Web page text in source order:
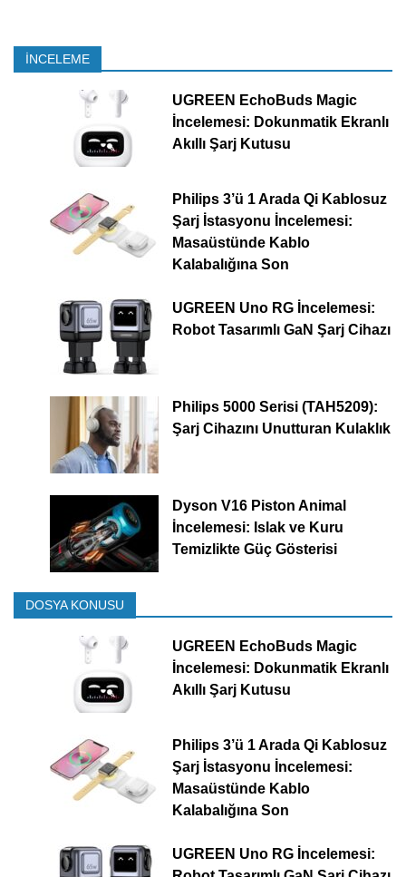
İNCELEME
UGREEN EchoBuds Magic
İncelemesi: Dokunmatik Ekranlı
Akıllı Şarj Kutusu
Philips 3’ü 1 Arada Qi Kablosuz
Şarj İstasyonu İncelemesi:
Masaüstünde Kablo
Kalabalığına Son
UGREEN Uno RG İncelemesi:
Robot Tasarımlı GaN Şarj Cihazı
Philips 5000 Serisi (TAH5209):
Şarj Cihazını Unutturan Kulaklık
Dyson V16 Piston Animal
İncelemesi: Islak ve Kuru
Temizlikte Güç Gösterisi
DOSYA KONUSU
UGREEN EchoBuds Magic
İncelemesi: Dokunmatik Ekranlı
Akıllı Şarj Kutusu
Philips 3’ü 1 Arada Qi Kablosuz
Şarj İstasyonu İncelemesi:
Masaüstünde Kablo
Kalabalığına Son
UGREEN Uno RG İncelemesi: